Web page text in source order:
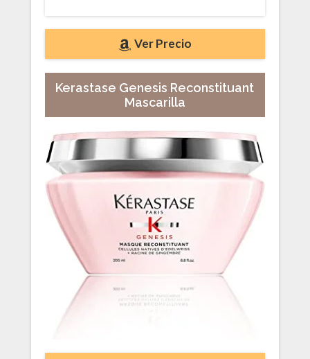
Ver Precio
Kerastase Genesis Reconstituant
Mascarilla